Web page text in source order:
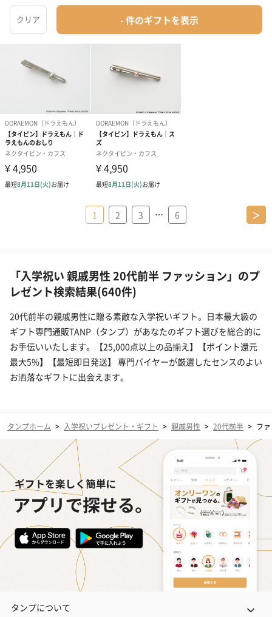
1 2 3 … 6 ＞
「入学祝い 親戚男性 20代前半 ファッション」のプ
レゼント検索結果(640件)
20代前半の親戚男性に贈る素敵な入学祝いギフト。日本最大級の
ギフト専門通販TANP（タンプ）があなたのギフト選びを総合的に
お手伝いいたします。【25,000点以上の品揃え】【ポイント還元
最大5%】【最短即日発送】 専門バイヤーが厳選したセンスのよい
お洒落なギフトに出会えます。
タンプホーム > 入学祝いプレゼント・ギフト > 親戚男性 > 20代前半 > フ
タンプについて